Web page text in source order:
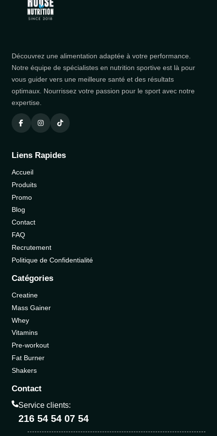
Découvrez une alimentation adaptée à votre performance.
Notre équipe de spécialistes en nutrition sportive est là pour
vous guider vers une meilleure santé et des résultats
optimaux. Nourrissez votre passion pour le sport avec notre
expertise.
Liens Rapides
Accueil
Produits
Promo
Blog
Contact
FAQ
Recrutement
Politique de Confidentialité
Catégories
Creatine
Mass Gainer
Whey
Vitamins
Pre-workout
Fat Burner
Shakers
Contact
Service clients:
216 54 54 07 54